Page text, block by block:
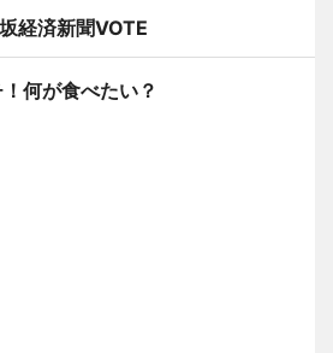
経済新聞VOTE
何が食べたい？